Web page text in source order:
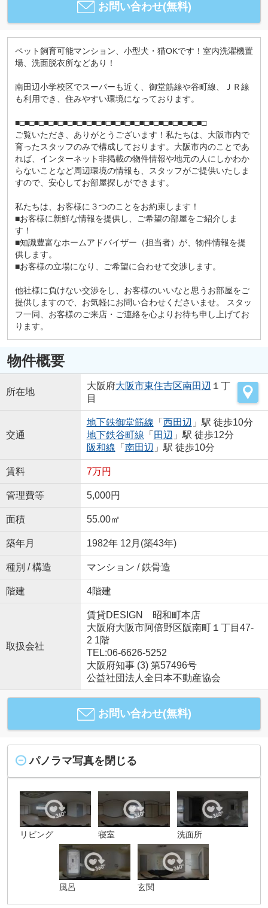
お問い合わせ(無料)
ペット飼育可能マンション、小型犬・猫OKです！室内洗濯機置
場、洗面脱衣所などあり！
南田辺小学校区でスーパーも近く、御堂筋線や谷町線、ＪＲ線
も利用でき、住みやすい環境になっております。
■□■□■□■□■□■□■□■□■□■□■□■□■□■□■□■□■□■□■□■□
ご覧いただき、ありがとうございます！私たちは、大阪市内で
育ったスタッフのみで構成しております。大阪市内のことであ
れば、インターネット非掲載の物件情報や地元の人にしかわか
らないことなど周辺環境の情報も、スタッフがご提供いたしま
すので、安心してお部屋探しができます。
私たちは、お客様に３つのことをお約束します！
■お客様に新鮮な情報を提供し、ご希望の部屋をご紹介しま
す！
■知識豊富なホームアドバイザー（担当者）が、物件情報を提
供します。
■お客様の立場になり、ご希望に合わせて交渉します。
他社様に負けない交渉をし、お客様のいいなと思うお部屋をご
提供しますので、お気軽にお問い合わせくださいませ。 スタッ
フ一同、お客様のご来店・ご連絡を心よりお待ち申し上げてお
ります。
物件概要
所在地
大阪府大阪市東住吉区南田辺 １丁
目
交通
地下鉄御堂筋線 「 西田辺 」駅 徒歩10分
地下鉄谷町線 「 田辺 」駅 徒歩12分
阪和線 「 南田辺 」駅 徒歩10分
賃料 7万円
管理費等 5,000円
面積 55.00㎡
築年月 1982年 12月(築43年)
種別 / 構造 マンション / 鉄骨造
階建 4階建
取扱会社
賃貸DESIGN 昭和町本店
大阪府大阪市阿倍野区阪南町１丁目47-
2 1階
TEL:06-6626-5252
大阪府知事 (3) 第57496号
公益社団法人全日本不動産協会
お問い合わせ(無料)
パノラマ写真を閉じる
リビング 寝室 洗面所
風呂 玄関